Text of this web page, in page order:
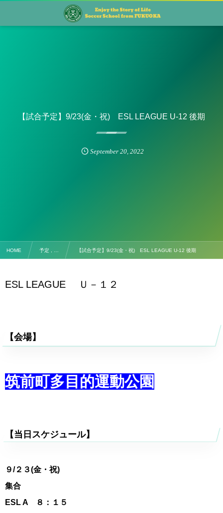
【試合予定】9/23(金・祝) ESL LEAGUE U-12 後期
September 20, 2022
HOME 予定 , … 【試合予定】9/23(金・祝) ESL LEAGUE U-12 後期
ESL LEAGUE Ｕ－１２
【会場】
筑前町多目的運動公園
【当日スケジュール】
９/２３(金・祝)
集合
ESL A ８：１５